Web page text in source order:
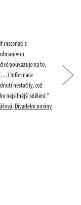
inscenaci s
poukazuje na to,
Informace
nestačily, což
nejsilnější sdělení.“
Divadelní noviny